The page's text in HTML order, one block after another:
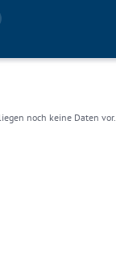
noch keine Daten vor.